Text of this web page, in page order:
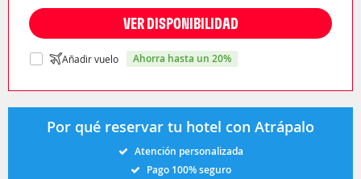
VER DISPONIBILIDAD
Añadir vuelo ahorra hasta un 20%
Por qué reservar tu hotel con Atrápalo
Atención personalizada
Pago 100% seguro